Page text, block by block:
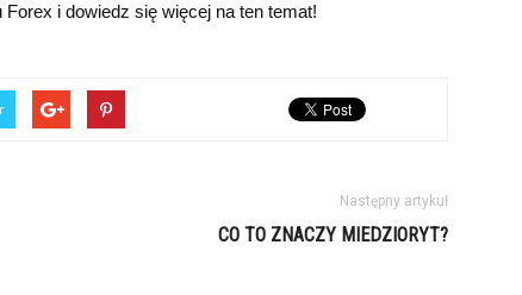
i dowiedz się więcej na ten temat!
Następny artykuł
CO TO ZNACZY MIEDZIORYT?